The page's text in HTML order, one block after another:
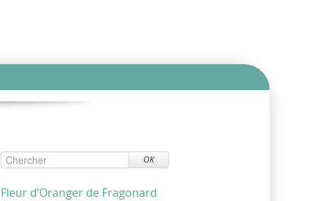
OK
Fleur d’Oranger de Fragonard